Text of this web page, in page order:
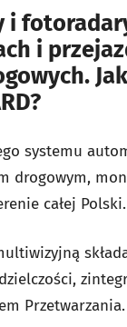
i
i
systemu
drogowym,
całej Polski.
Przetwarzania.